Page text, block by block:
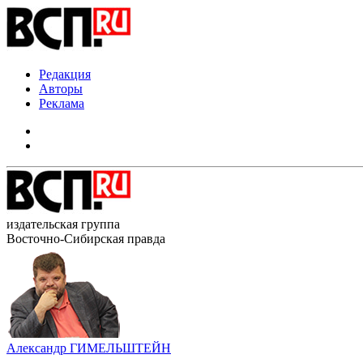
Редакция
Авторы
Реклама
издательская группа
Восточно-Сибирская правда
Александр ГИМЕЛЬШТЕЙН